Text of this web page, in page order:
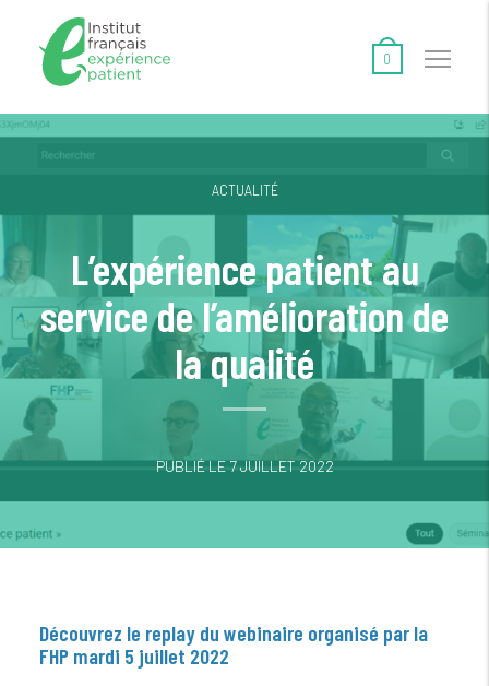
0
ACTUALITÉ
L’expérience patient au
service de l’amélioration de
la qualité
PUBLIÉ LE 7 JUILLET 2022
Découvrez le replay du webinaire organisé par la
FHP mardi 5 juillet 2022